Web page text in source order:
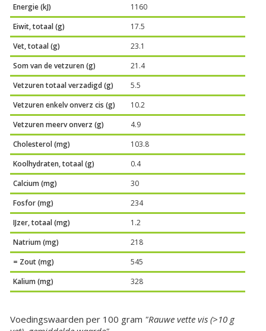
Energie (kJ)
1160
Eiwit, totaal (g)
17.5
Vet, totaal (g)
23.1
Som van de vetzuren (g)
21.4
Vetzuren totaal verzadigd (g)
5.5
Vetzuren enkelv onverz cis (g)
10.2
Vetzuren meerv onverz (g)
4.9
Cholesterol (mg)
103.8
Koolhydraten, totaal (g)
0.4
Calcium (mg)
30
Fosfor (mg)
234
IJzer, totaal (mg)
1.2
Natrium (mg)
218
= Zout (mg)
545
Kalium (mg)
328
Voedingswaarden per 100 gram "Rauwe vette vis (>10 g